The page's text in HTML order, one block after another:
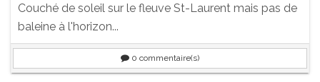
Couché de soleil sur le fleuve St-Laurent mais pas de
baleine à l'horizon...
0 commentaire(s)